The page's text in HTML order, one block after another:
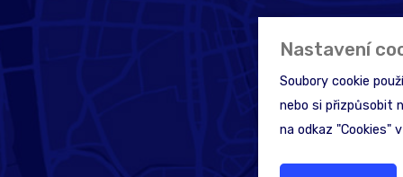
Nastavení
Soubory cookie
nebo si přizpůsobit
na odkaz "Cookies"